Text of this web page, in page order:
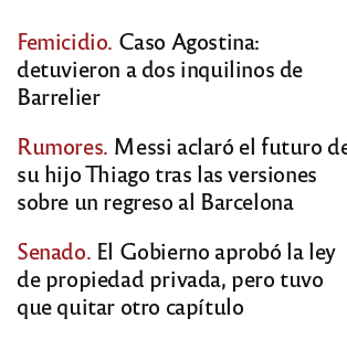
Femicidio. Caso Agostina:
detuvieron a dos inquilinos de
Barrelier
Rumores. Messi aclaró el futuro
su hijo Thiago tras las versiones
sobre un regreso al Barcelona
Senado. El Gobierno aprobó la ley
de propiedad privada, pero tuvo
que quitar otro capítulo